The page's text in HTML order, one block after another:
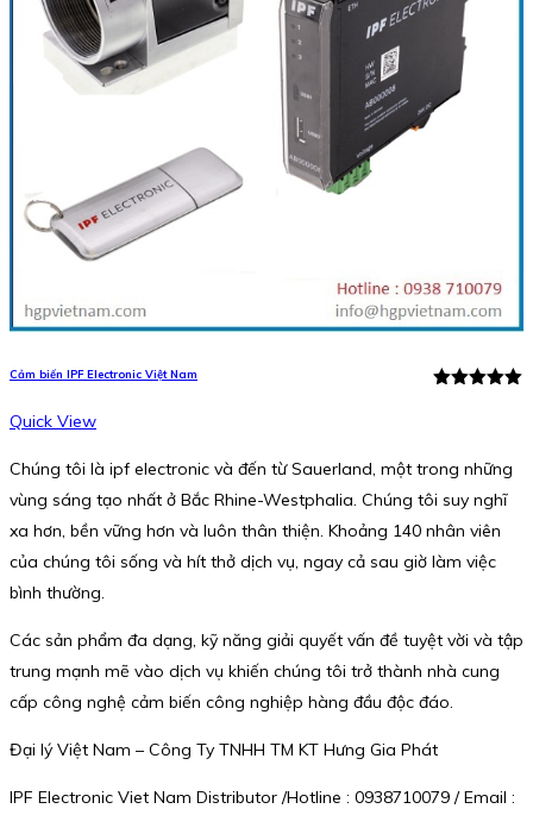
Cảm biến IPF Electronic Việt Nam
Quick View
Chúng tôi là ipf electronic và đến từ Sauerland, một trong những
vùng sáng tạo nhất ở Bắc Rhine-Westphalia. Chúng tôi suy nghĩ
xa hơn, bền vững hơn và luôn thân thiện. Khoảng 140 nhân viên
của chúng tôi sống và hít thở dịch vụ, ngay cả sau giờ làm việc
bình thường.
Các sản phẩm đa dạng, kỹ năng giải quyết vấn đề tuyệt vời và tập
trung mạnh mẽ vào dịch vụ khiến chúng tôi trở thành nhà cung
cấp công nghệ cảm biến công nghiệp hàng đầu độc đáo.
Đại lý Việt Nam – Công Ty TNHH TM KT Hưng Gia Phát
IPF Electronic Viet Nam Distributor /Hotline : 0938710079 / Email :